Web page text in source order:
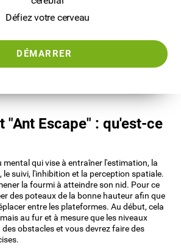
Défiez votre cerveau
DÉMARRER
"Ant Escape" : qu'est-ce
mental qui vise à entraîner l'estimation, la
le suivi, l'inhibition et la perception spatiale.
la fourmi à atteindre son nid. Pour ce
des poteaux de la bonne hauteur afin que
entre les plateformes. Au début, cela
au fur et à mesure que les niveaux
obstacles et vous devrez faire des